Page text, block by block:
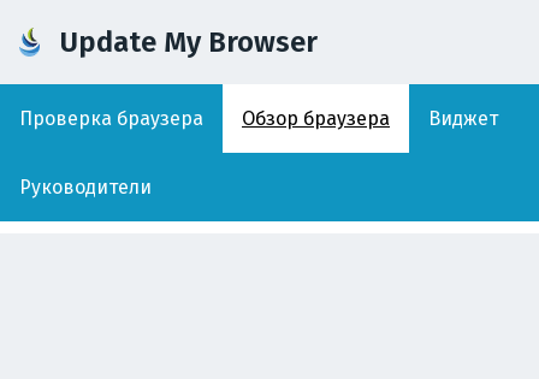
Update My Browser
Проверка браузера Обзор браузера Виджет
Руководители